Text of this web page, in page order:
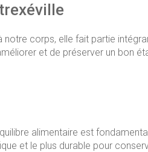
notre corps, elle fait partie
et de préserver un bon
alimentaire est
et le plus durable pour